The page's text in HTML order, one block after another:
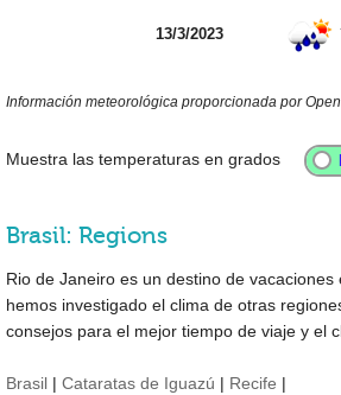
13/3/2023
Información meteorológica proporcionada por
Muestra las temperaturas en grados
Brasil: Regions
Rio de Janeiro es un destino de vacaciones
hemos investigado el clima de otras
consejos para el mejor tiempo de viaje y el
Brasil | Cataratas de Iguazú | Recife |